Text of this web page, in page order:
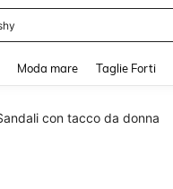
Moda mare Taglie Forti
con tacco da donna